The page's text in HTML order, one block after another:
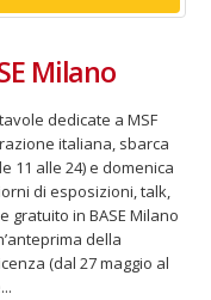
Milano
dedicate a MSF
italiana, sbarca
11 alle 24) e domenica
di esposizioni, talk,
gratuito in BASE Milano
della
(dal 27 maggio al